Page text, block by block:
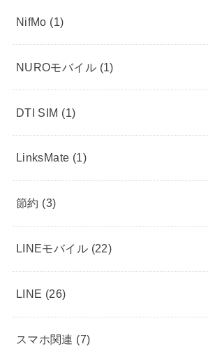
NifMo (1)
NUROモバイル (1)
DTI SIM (1)
LinksMate (1)
節約 (3)
LINEモバイル (22)
LINE (26)
スマホ関連 (7)